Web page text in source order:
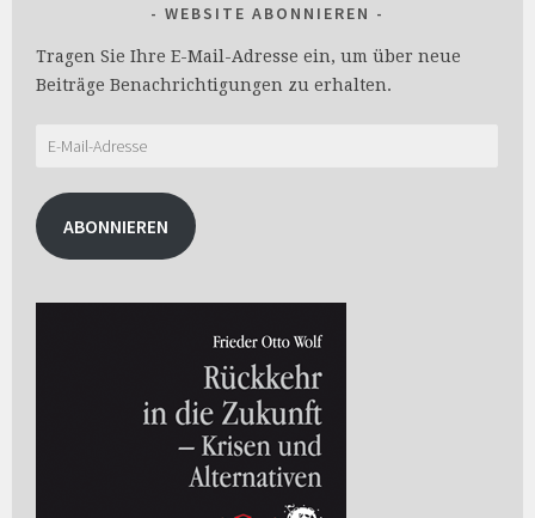
WEBSITE ABONNIEREN
Tragen Sie Ihre E-Mail-Adresse ein, um über neue
Beiträge Benachrichtigungen zu erhalten.
E-
Adresse
ABONNIEREN